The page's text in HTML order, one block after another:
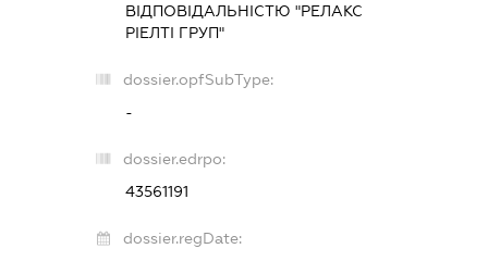
ВІДПОВІДАЛЬНІСТЮ "РЕЛАКС
РІЕЛТІ ГРУП"
dossier.opfSubType:
-
dossier.edrpo:
43561191
dossier.regDate: